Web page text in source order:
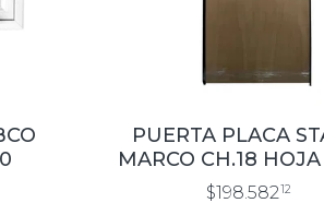
PUERTA PLACA
MARCO CH.18
LISO 0.70×2.00
$198.58212